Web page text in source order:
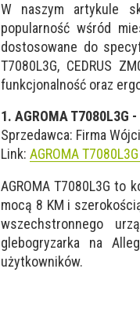
W naszym artykule
popularność wśród
dostosowane do
T7080L3G, CEDRUS
funkcjonalność oraz
1. AGROMA T7080L3G
Sprzedawca: Firma
Link: AGROMA
AGROMA T7080L3G to
mocą 8 KM i
wszechstronnego
glebogryzarka na
użytkowników.